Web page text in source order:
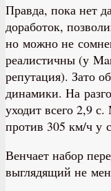
Правда, пока нет
доработок,
но можно не
реалистичны (у
репутация). Зато
динамики. На
уходит всего 2,9
против 305 км/ч у
Венчает набор
выглядящий не